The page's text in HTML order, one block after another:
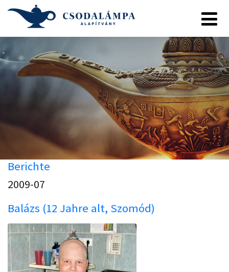
Berichte
2009-07
Balázs (12 Jahre alt, Szomód)